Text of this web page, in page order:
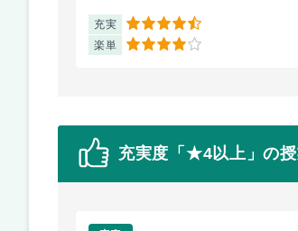
充実 4.5
楽単 4
充実度「★4以上」の